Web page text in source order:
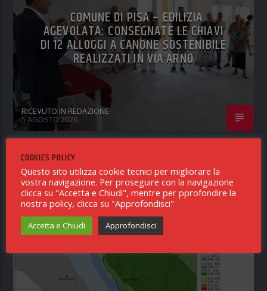
COMUNE DI PISA – EDILIZIA
AGEVOLATA: CONSEGNATE LE CHIAVI
DI 12 ALLOGGI A CANONE SOSTENIBILE
REALIZZATI IN VIA ARNO
RICEVUTO IN REDAZIONE
5 AGOSTO 2026
NOTIZIE PISA
EVENTO SISMICO ML 4.3 IN
COOKIES POLICY
Questo sito utilizza cookie tecnici per migliorare la
vostra navigazione. Per proseguire con la navigazione
clicca su "Accetta e Chiudi", mentre per pprofondire la
nostra policy, clicca su "Approfondisci"
Accetta e Chiudi Approfondisci